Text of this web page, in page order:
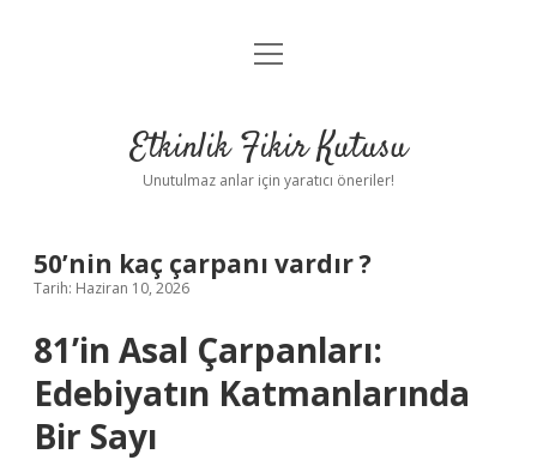
Anasayfa
Yasal Uyarı
menüyü
Etkinlik Fikir Kutusu
Unutulmaz anlar için yaratıcı öneriler!
50’nin kaç çarpanı vardır ?
Tarih: Haziran 10, 2026
81’in Asal Çarpanları:
Edebiyatın Katmanlarında
Bir Sayı